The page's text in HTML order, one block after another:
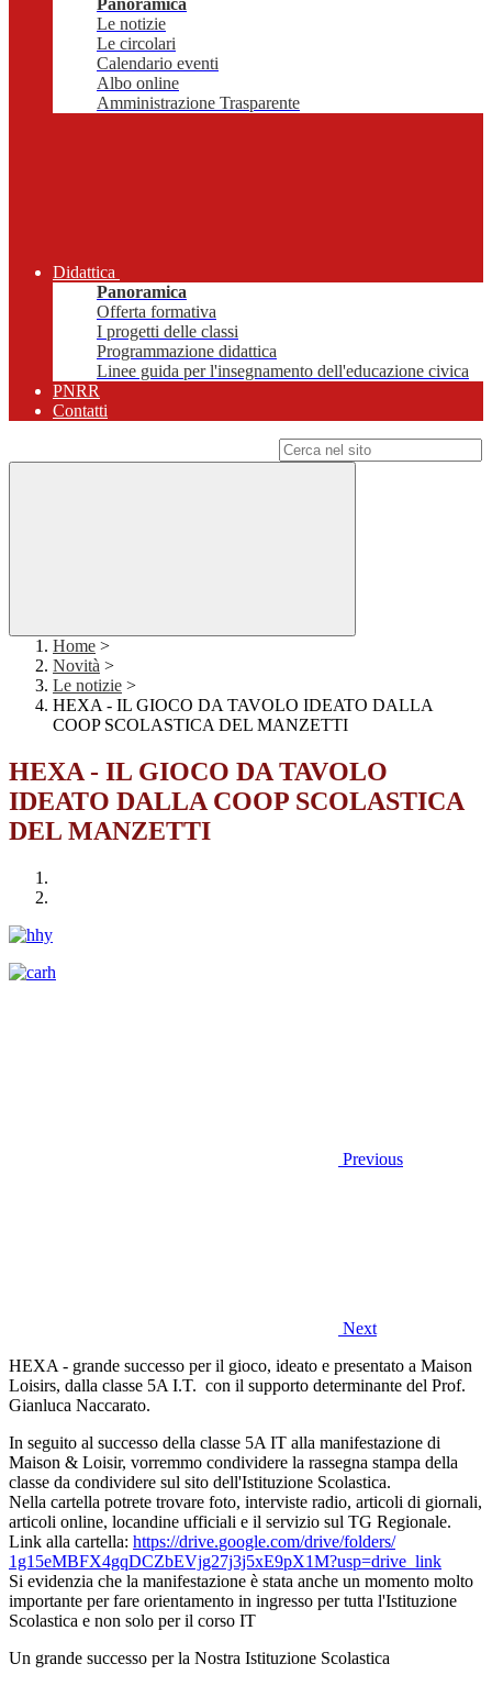
Panoramica
Le notizie
Le circolari
Calendario eventi
Albo online
Amministrazione Trasparente
Didattica
Panoramica
Offerta formativa
I progetti delle classi
Programmazione didattica
Linee guida per l'insegnamento dell'educazione civica
PNRR
Contatti
Home >
Novità >
Le notizie >
HEXA - IL GIOCO DA TAVOLO IDEATO DALLA
COOP SCOLASTICA DEL MANZETTI
HEXA - IL GIOCO DA TAVOLO
IDEATO DALLA COOP SCOLASTICA
DEL MANZETTI
Previous
Next
HEXA - grande successo per il gioco, ideato e presentato a Maison
Loisirs, dalla classe 5A I.T. con il supporto determinante del Prof.
Gianluca Naccarato.
In seguito al successo della classe 5A IT alla manifestazione di
Maison & Loisir, vorremmo condividere la rassegna stampa della
classe da condividere sul sito dell'Istituzione Scolastica.
Nella cartella potrete trovare foto, interviste radio, articoli di giornali,
articoli online, locandine ufficiali e il servizio sul TG Regionale.
Link alla cartella: https://drive.google.com/drive/folders/
1g15eMBFX4gqDCZbEVjg27j3j5xE9pX1M?usp=drive_link
Si evidenzia che la manifestazione è stata anche un momento molto
importante per fare orientamento in ingresso per tutta l'Istituzione
Scolastica e non solo per il corso IT
Un grande successo per la Nostra Istituzione Scolastica